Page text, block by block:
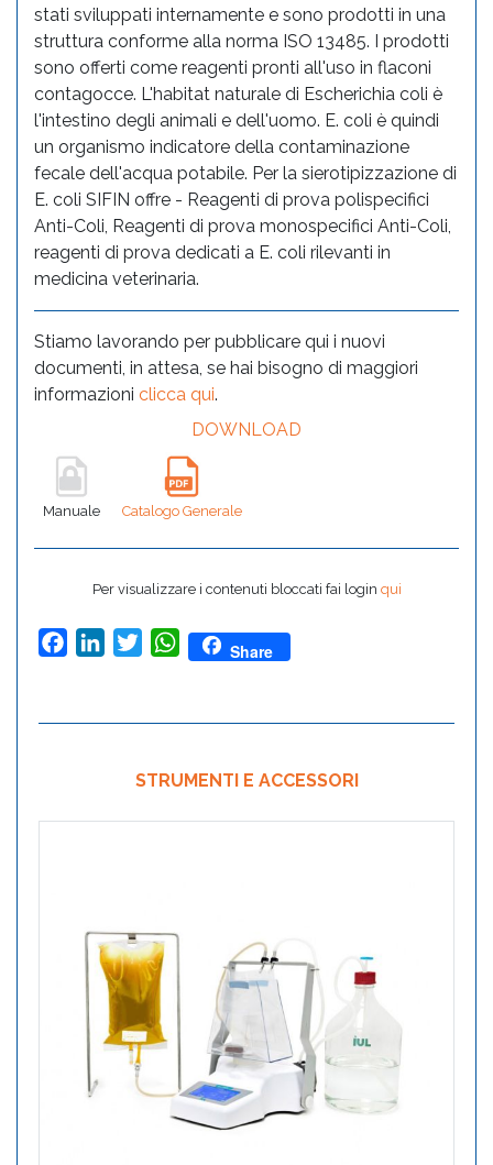
stati sviluppati internamente e sono prodotti in una
struttura conforme alla norma ISO 13485. I prodotti
sono offerti come reagenti pronti all'uso in flaconi
contagocce. L'habitat naturale di Escherichia coli è
l'intestino degli animali e dell'uomo. E. coli è quindi
un organismo indicatore della contaminazione
fecale dell'acqua potabile. Per la sierotipizzazione di
E. coli SIFIN offre - Reagenti di prova polispecifici
Anti-Coli, Reagenti di prova monospecifici Anti-Coli,
reagenti di prova dedicati a E. coli rilevanti in
medicina veterinaria.
Stiamo lavorando per pubblicare qui i nuovi
documenti, in attesa, se hai bisogno di maggiori
informazioni clicca qui.
DOWNLOAD
Manuale Catalogo Generale
Per visualizzare i contenuti bloccati fai login qui
FacebookLinkedInTwitterWhatsApp
Share
STRUMENTI E ACCESSORI